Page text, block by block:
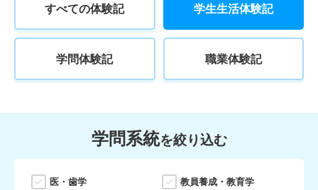
すべての体験記 学生生活体験記
学問体験記 職業体験記
学問系統を絞り込む
医・歯学 教員養成・教育学